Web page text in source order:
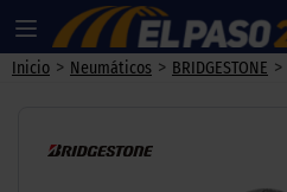
Inicio > Neumáticos > BRIDGESTONE >